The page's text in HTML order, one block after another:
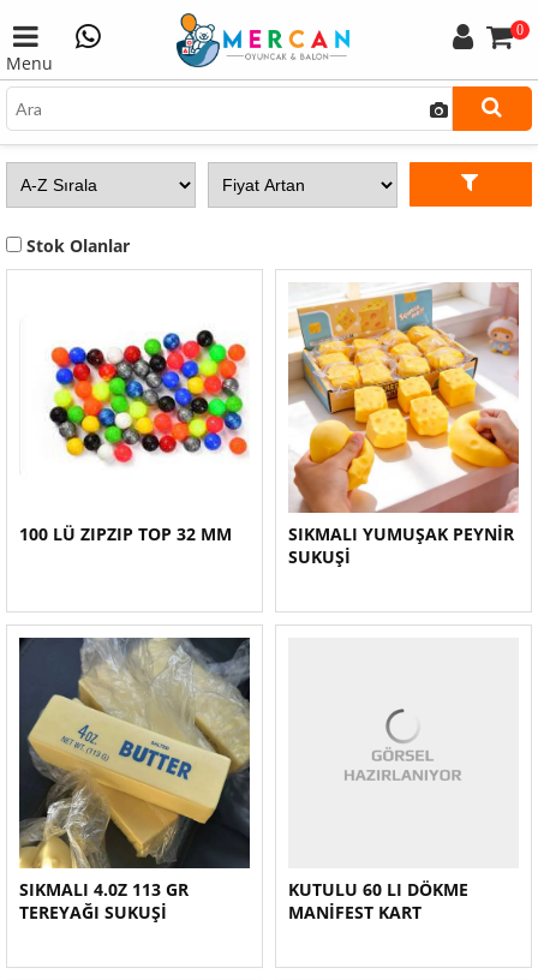
Menu
0
Stok Olanlar
100 LÜ ZIPZIP TOP 32 MM
SIKMALI YUMUŞAK PEYNİR
SUKUŞİ
SIKMALI 4.0Z 113 GR
TEREYAĞI SUKUŞİ
KUTULU 60 LI DÖKME
MANİFEST KART